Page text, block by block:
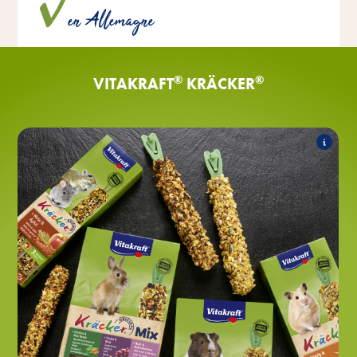
en Allemagneen interne chez Vitakraft.
VITAKRAFT® KRÄCKER®
Kräcker
®
Classic
Les produits suivants font partie de
l'assortiment :
Kräcker
®
au miel & à l'épeautre
Kräcker
®
aux légumes & à la betterave
rouge
Kräcker
®
aux baies des bois & de sureau